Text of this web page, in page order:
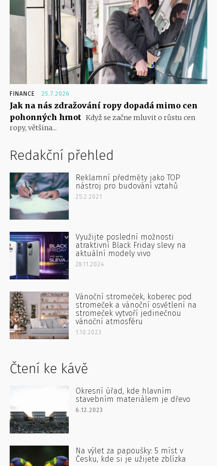
FINANCE 25.7.2026
Jak na nás zdražování ropy dopadá mimo cen
pohonných hmot Když se začne mluvit o růstu cen
ropy, většina...
Redakční přehled
Reklamní předměty jako TOP
nástroj pro budování vztahů
25.2.2021
Využijte poslední možnosti
atraktivní Black Friday slevy na
aktuální modely vivo
28.11.2024
Vánoční stromeček, koberec pod
stromeček a vánoční osvětlení na
stromeček vytvoří jedinečnou
vánoční atmosféru
1.10.2023
Čtení ke kávě
Okresní úřad, kde hlavním
stavebním materiálem je dřevo
6.12.2023
Na výlet za papoušky: 5 míst v
Česku, kde si je užijete zblízka